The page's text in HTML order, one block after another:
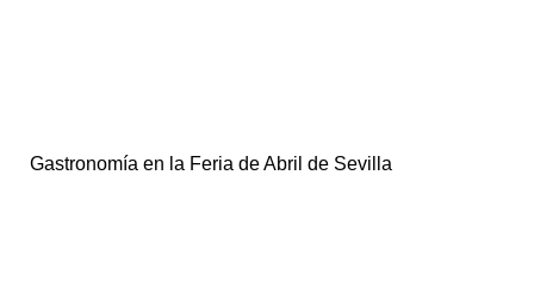
Gastronomía en la Feria de Abril de Sevilla